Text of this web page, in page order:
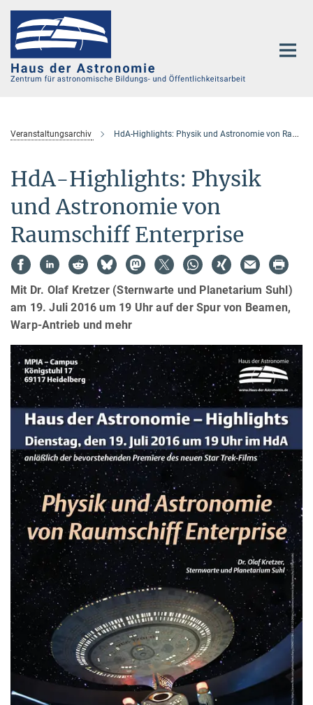
Hauptinhalt
Veranstaltungsarchiv HdA-Highlights: Physik und Astronomie von Raumschiff Enterprise
HdA-Highlights: Physik
und Astronomie von
Raumschiff Enterprise
Mit Dr. Olaf Kretzer (Sternwarte und Planetarium Suhl)
am 19. Juli 2016 um 19 Uhr auf der Spur von Beamen,
Warp-Antrieb und mehr